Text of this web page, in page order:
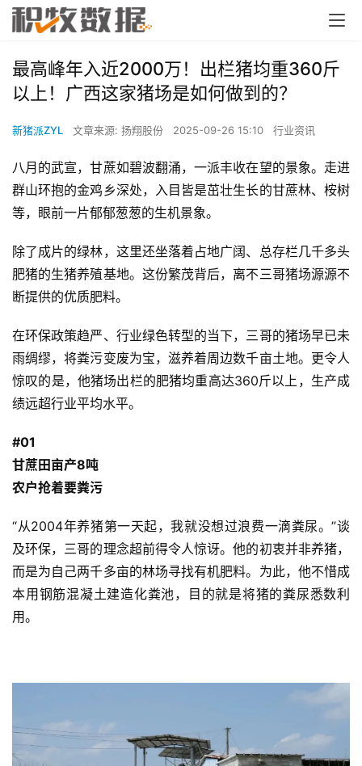
最高峰年入近2000万！出栏猪均重360斤
以上！广西这家猪场是如何做到的？
新猪派ZYL 文章来源: 扬翔股份 2025-09-26 15:10 行业资讯
八月的武宣，甘蔗如碧波翻涌，一派丰收在望的景象。走进
群山环抱的金鸡乡深处，入目皆是茁壮生长的甘蔗林、桉树
等，眼前一片郁郁葱葱的生机景象。
除了成片的绿林，这里还坐落着占地广阔、总存栏几千多头
肥猪的生猪养殖基地。这份繁茂背后，离不三哥猪场源源不
断提供的优质肥料。
在环保政策趋严、行业绿色转型的当下，三哥的猪场早已未
雨绸缪，将粪污变废为宝，滋养着周边数千亩土地。更令人
惊叹的是，他猪场出栏的肥猪均重高达360斤以上，生产成
绩远超行业平均水平。
#01
甘蔗田亩产8吨
农户抢着要粪污
“从2004年养猪第一天起，我就没想过浪费一滴粪尿。”谈
及环保，三哥的理念超前得令人惊讶。他的初衷并非养猪，
而是为自己两千多亩的林场寻找有机肥料。为此，他不惜成
本用钢筋混凝土建造化粪池，目的就是将猪的粪尿悉数利
用。